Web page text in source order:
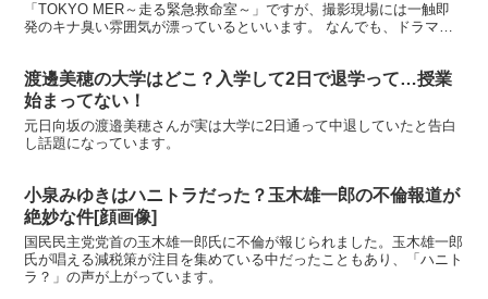
「TOKYO MER～走る緊急救命室～」ですが、撮影現場には一触即
発のキナ臭い雰囲気が漂っているといいます。 なんでも、ドラマの
渡邊美穂の大学はどこ？入学して2日で退学って…授業
始まってない！
元日向坂の渡邉美穂さんが実は大学に2日通って中退していたと告白
し話題になっています。
小泉みゆきはハニトラだった？玉木雄一郎の不倫報道が
絶妙な件[顔画像]
国民民主党党首の玉木雄一郎氏に不倫が報じられました。玉木雄一郎
氏が唱える減税策が注目を集めている中だったこともあり、「ハニト
ラ？」の声が上がっています。